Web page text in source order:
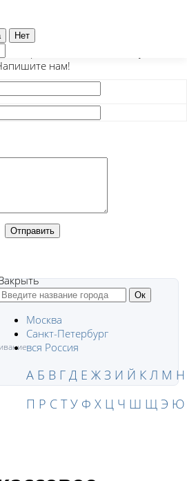
вопрос или нашли ошибку?
нам!
Москва
Санкт-Петербург
вся Россия
А Б В Г Д Е Ж З И Й К Л М Н
П Р С Т У Ф Х Ц Ч Ш Щ Э Ю